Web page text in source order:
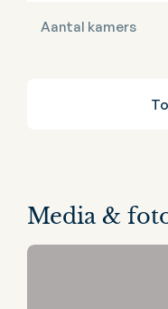
Aantal kamers
Media &